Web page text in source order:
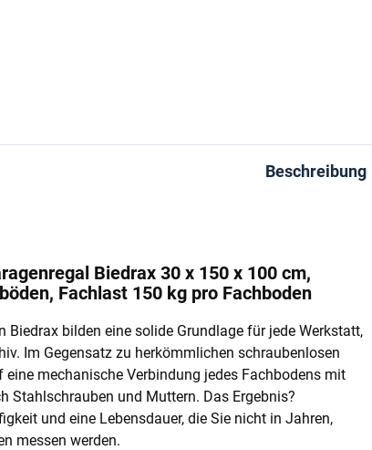
Beschreibung
Biedrax 30 x 150 x 100 cm,
Fachlast 150 kg pro Fachboden
Biedrax bilden eine solide Grundlage für jede Werkstatt,
Im Gegensatz zu herkömmlichen schraubenlosen
eine mechanische Verbindung jedes Fachbodens mit
Stahlschrauben und Muttern. Das Ergebnis?
und eine Lebensdauer, die Sie nicht in Jahren,
messen werden.